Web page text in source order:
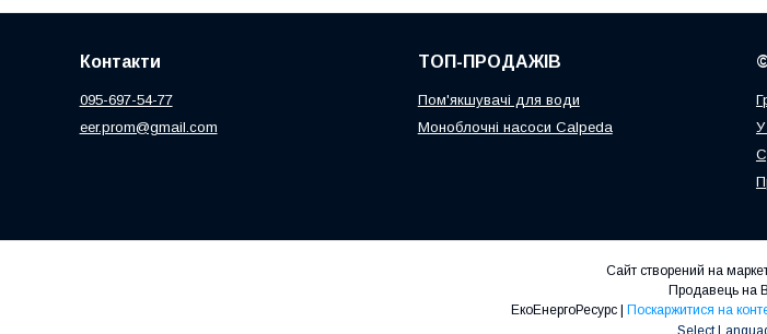
Контакти
095-697-54-77
eer.prom@gmail.com
ТОП-ПРОДАЖІВ
Пом'якшувачі для води
Моноблочні насоси Calpeda
У
Сайт створений на
Продавець на
ЕкоЕнергоРесурс | Поскаржитися на
Select